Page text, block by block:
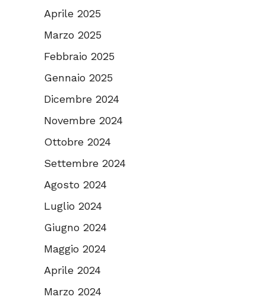
Aprile 2025
Marzo 2025
Febbraio 2025
Gennaio 2025
Dicembre 2024
Novembre 2024
Ottobre 2024
Settembre 2024
Agosto 2024
Luglio 2024
Giugno 2024
Maggio 2024
Aprile 2024
Marzo 2024